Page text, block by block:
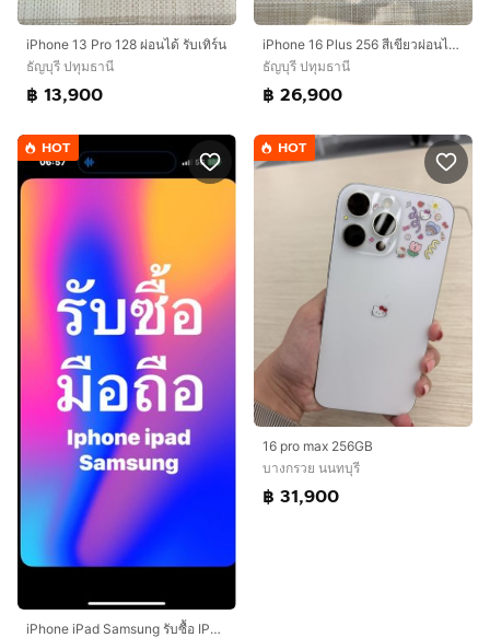
iPhone 13 Pro 128 ผ่อนได้ รับเทิร์น
ธัญบุรี ปทุมธานี
฿ 13,900
iPhone 16 Plus 256 สีเขียวผ่อนได้ รับเทิร์น
ธัญบุรี ปทุมธานี
฿ 26,900
HOT
iPhone iPad Samsung รับซื้อ IPHONE 17 PROMAX 16 15,14,13 PROMAX PRO IPAD ทุกรุ่น รับซื้อ SAMSUNG ทุกรุ่น รับซื้อถึงที่ได้เลยครับ ราคาสูงสุด
HOT
16 pro max 256GB
บางกรวย นนทบุรี
฿ 31,900